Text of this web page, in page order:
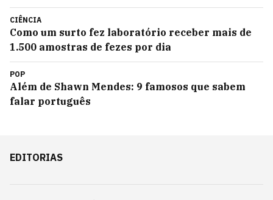
CIÊNCIA
Como um surto fez laboratório receber mais de
1.500 amostras de fezes por dia
POP
Além de Shawn Mendes: 9 famosos que sabem
falar português
EDITORIAS